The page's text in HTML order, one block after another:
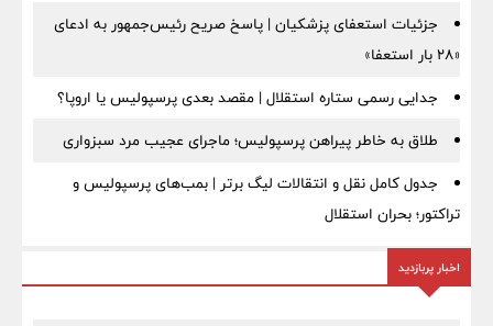
جزئیات استعفای پزشکیان | پاسخ صریح رئیس‌جمهور به ادعای
«۲۸ بار استعفا»
جدایی رسمی ستاره استقلال | مقصد بعدی پرسپولیس یا اروپا؟
طلاق به خاطر پیراهن پرسپولیس؛ ماجرای عجیب مرد سبزواری
جدول کامل نقل و انتقالات لیگ برتر | بمب‌های پرسپولیس و
تراکتور؛ بحران استقلال
اخبار پربازدید